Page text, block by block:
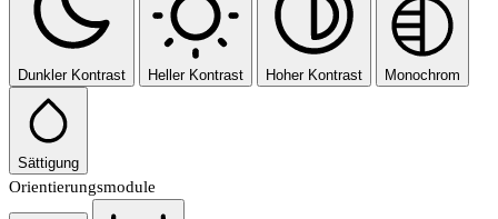
Dunkler Kontrast Heller Kontrast Hoher Kontrast Monochrom
Sättigung
Orientierungsmodule